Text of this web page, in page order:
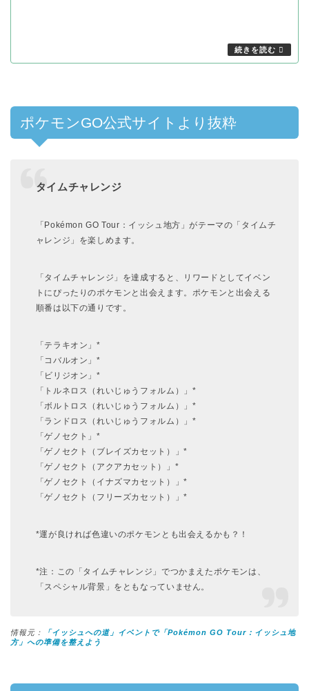
ポケモンGO公式サイトより抜粋
タイムチャレンジ
「Pokémon GO Tour：イッシュ地方」がテーマの「タイムチ
ャレンジ」を楽しめます。
「タイムチャレンジ」を達成すると、リワードとしてイベン
トにぴったりのポケモンと出会えます。ポケモンと出会える
順番は以下の通りです。
「テラキオン」*
「コバルオン」*
「ビリジオン」*
「トルネロス（れいじゅうフォルム）」*
「ボルトロス（れいじゅうフォルム）」*
「ランドロス（れいじゅうフォルム）」*
「ゲノセクト」*
「ゲノセクト（ブレイズカセット）」*
「ゲノセクト（アクアカセット）」*
「ゲノセクト（イナズマカセット）」*
「ゲノセクト（フリーズカセット）」*
*運が良ければ色違いのポケモンとも出会えるかも？！
*注：この「タイムチャレンジ」でつかまえたポケモンは、
「スペシャル背景」をともなっていません。
情報元：
「イッシュへの道」イベントで「Pokémon GO Tour：イッシュ地
方」への準備を整えよう